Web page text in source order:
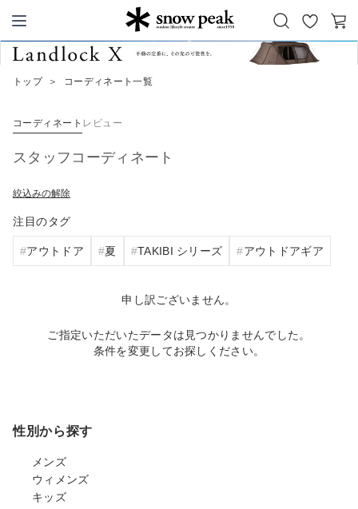
Snow Peak
お
気
カ
トップ ＞ コーディネート一覧
コーディネート レビュー
スタッフコーディネート
絞込みの解除
注目のタグ
アウトドア 夏 TAKIBI シリーズ アウトドアギア
申し訳ございません。
ご指定いただいたデータは見つかりませんでした。
条件を変更してお探しください。
性別から探す
メンズ
ウィメンズ
キッズ